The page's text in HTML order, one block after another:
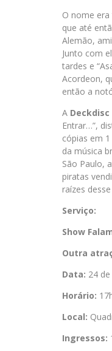
O nome era
que até
Alemão,
Junto com
tardes e
Acordeon,
então a
A Deckdisc
Entrar…”,
cópias em
da música
São Paulo,
piratas
raízes
Serviço:
Show
Outra
Data: 24
Horário:
Local:
Ingressos: